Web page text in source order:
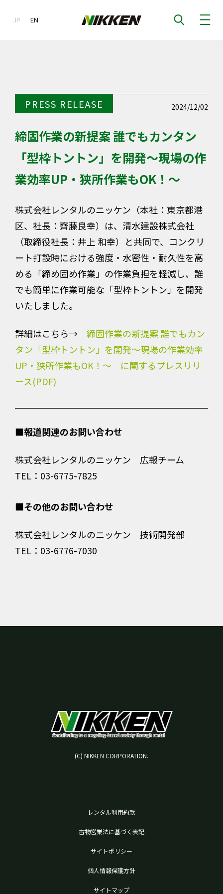
EN
JP EN
PRESS RELEASE 2024/12/02
締固作業の新提案 誰でもカンタン
「型枠トントン」を開発～現場の作
業効率UP・狭所作業もOK！～
株式会社レンタルのニッケン（本社：東京都港
区、社長：齊藤良幸）は、清水建設株式会社
（取締役社長：井上 和幸）と共同で、コンクリ
ート打設時における強度・水密性・耐久性を高
める「締め固め作業」の作業負担を軽減し、誰
でも簡単に作業可能な「型枠トントン」を開発
いたしました。
詳細はこちら→ 締固作業の新提案 誰でもカン
タン「型枠トントン」を開発～現場の作業効率
UP・狭所作業もOK！～ に関するプレスリリ
ース(PDF)
■報道関連のお問い合わせ
株式会社レンタルのニッケン 広報チーム
TEL：03-6775-7825
■その他のお問い合わせ
株式会社レンタルのニッケン 技術開発部
TEL：03-6776-7030
(C) NIKKEN CORPORATION.
レンタル利用約款
古物営業法に基づく表記
サイトポリシー
個人情報保護方針
サイトマップ